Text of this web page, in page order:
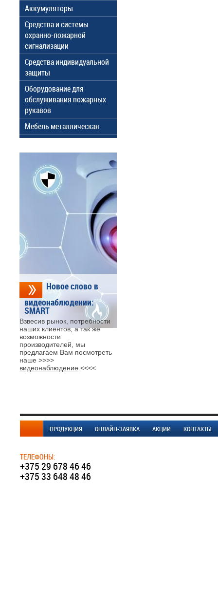
Аккумуляторы
Средства и системы
охранно-пожарной
сигнализации
Средства индивидуальной
защиты
Оборудование для
обслуживания пожарных
рукавов
Мебель металлическая
Новое слово в
видеонаблюдении:
SMART
Взвесив рынок, потребности
наших клиентов, а так же
возможности
производителей, мы
предлагаем Вам посмотреть
наше >>>>
видеонаблюдение <<<<
ПРОДУКЦИЯ ОНЛАЙН-ЗАЯВКА АКЦИИ КОНТАКТЫ
ТЕЛЕФОНЫ:
+375 29 678 46 46
+375 33 648 48 46